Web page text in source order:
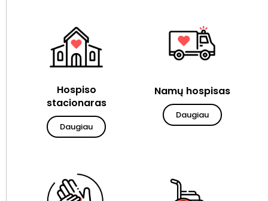
Hospiso
stacionaras
Daugiau
Namų hospisas
Daugiau